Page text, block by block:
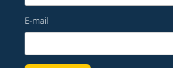
E-mail